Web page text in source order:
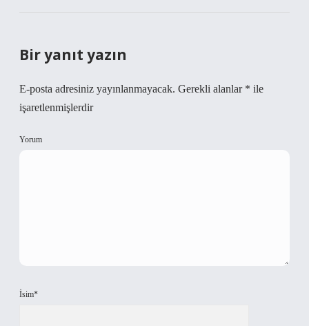
Bir yanıt yazın
E-posta adresiniz yayınlanmayacak. Gerekli alanlar * ile
işaretlenmişlerdir
Yorum
İsim*